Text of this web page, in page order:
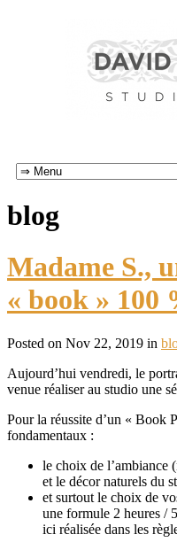
blog
Madame S.,
« book » 100
Posted on Nov 22, 2019 in
Aujourd’hui vendredi, le
venue réaliser au studio une
Pour la réussite d’un « Book
fondamentaux :
le choix de l’ambiance
et le décor naturels du
et surtout le choix de
une formule 2 heures /
ici réalisée dans les